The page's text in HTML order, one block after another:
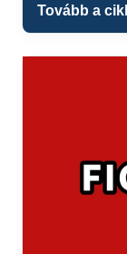
Tovább a